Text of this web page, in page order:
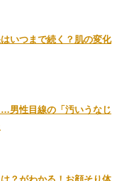
いつまで続く？肌の変化
男性目線の「汚いうなじ